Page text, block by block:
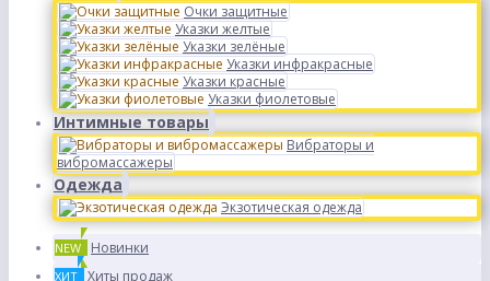
Очки защитные
Указки желтые
Указки зелёные
Указки инфракрасные
Указки красные
Указки фиолетовые
Интимные товары
Вибраторы и
вибромассажеры
Одежда
Экзотическая одежда
NEW Новинки
ХИТ Хиты продаж